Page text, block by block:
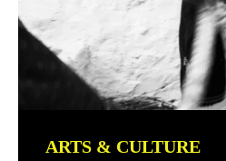
ARTS & CULTURE